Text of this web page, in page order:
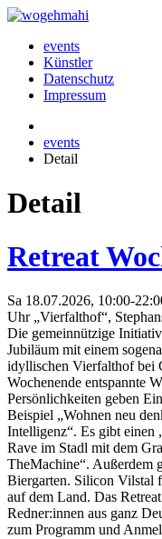
events
Künstler
Datenschutz
Impressum
events
Detail
Detail
Retreat
Sa 18.07.2026, 10:00-
Uhr „Vierfalthof“,
Die gemeinnützige
Jubiläum mit einem
idyllischen Vierfalthof bei
Wochenende entspannte
Persönlichkeiten geben
Beispiel „Wohnen neu
Intelligenz“. Es gibt einen
Rave im Stadl mit dem
TheMachine“. Außerdem
Biergarten. Silicon Vilstal
auf dem Land. Das
Redner:innen aus ganz
zum Programm und